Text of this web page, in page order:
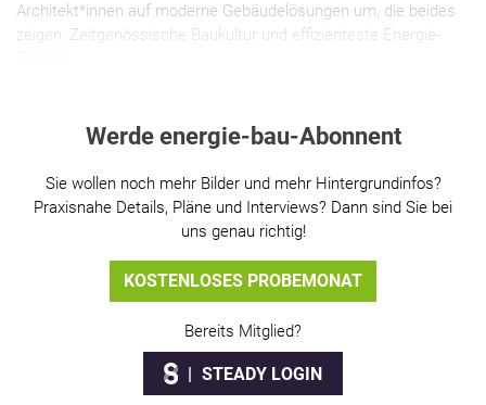
Architekt*innen auf moderne Gebäudelösungen um, die beides
zeigen: Zeitgenössische Baukultur und effizienteste Energie-
Werde energie-bau-Abonnent
Sie wollen noch mehr Bilder und mehr Hintergrundinfos?
Praxisnahe Details, Pläne und Interviews? Dann sind Sie bei
uns genau richtig!
KOSTENLOSES PROBEMONAT
Bereits Mitglied?
STEADY LOGIN